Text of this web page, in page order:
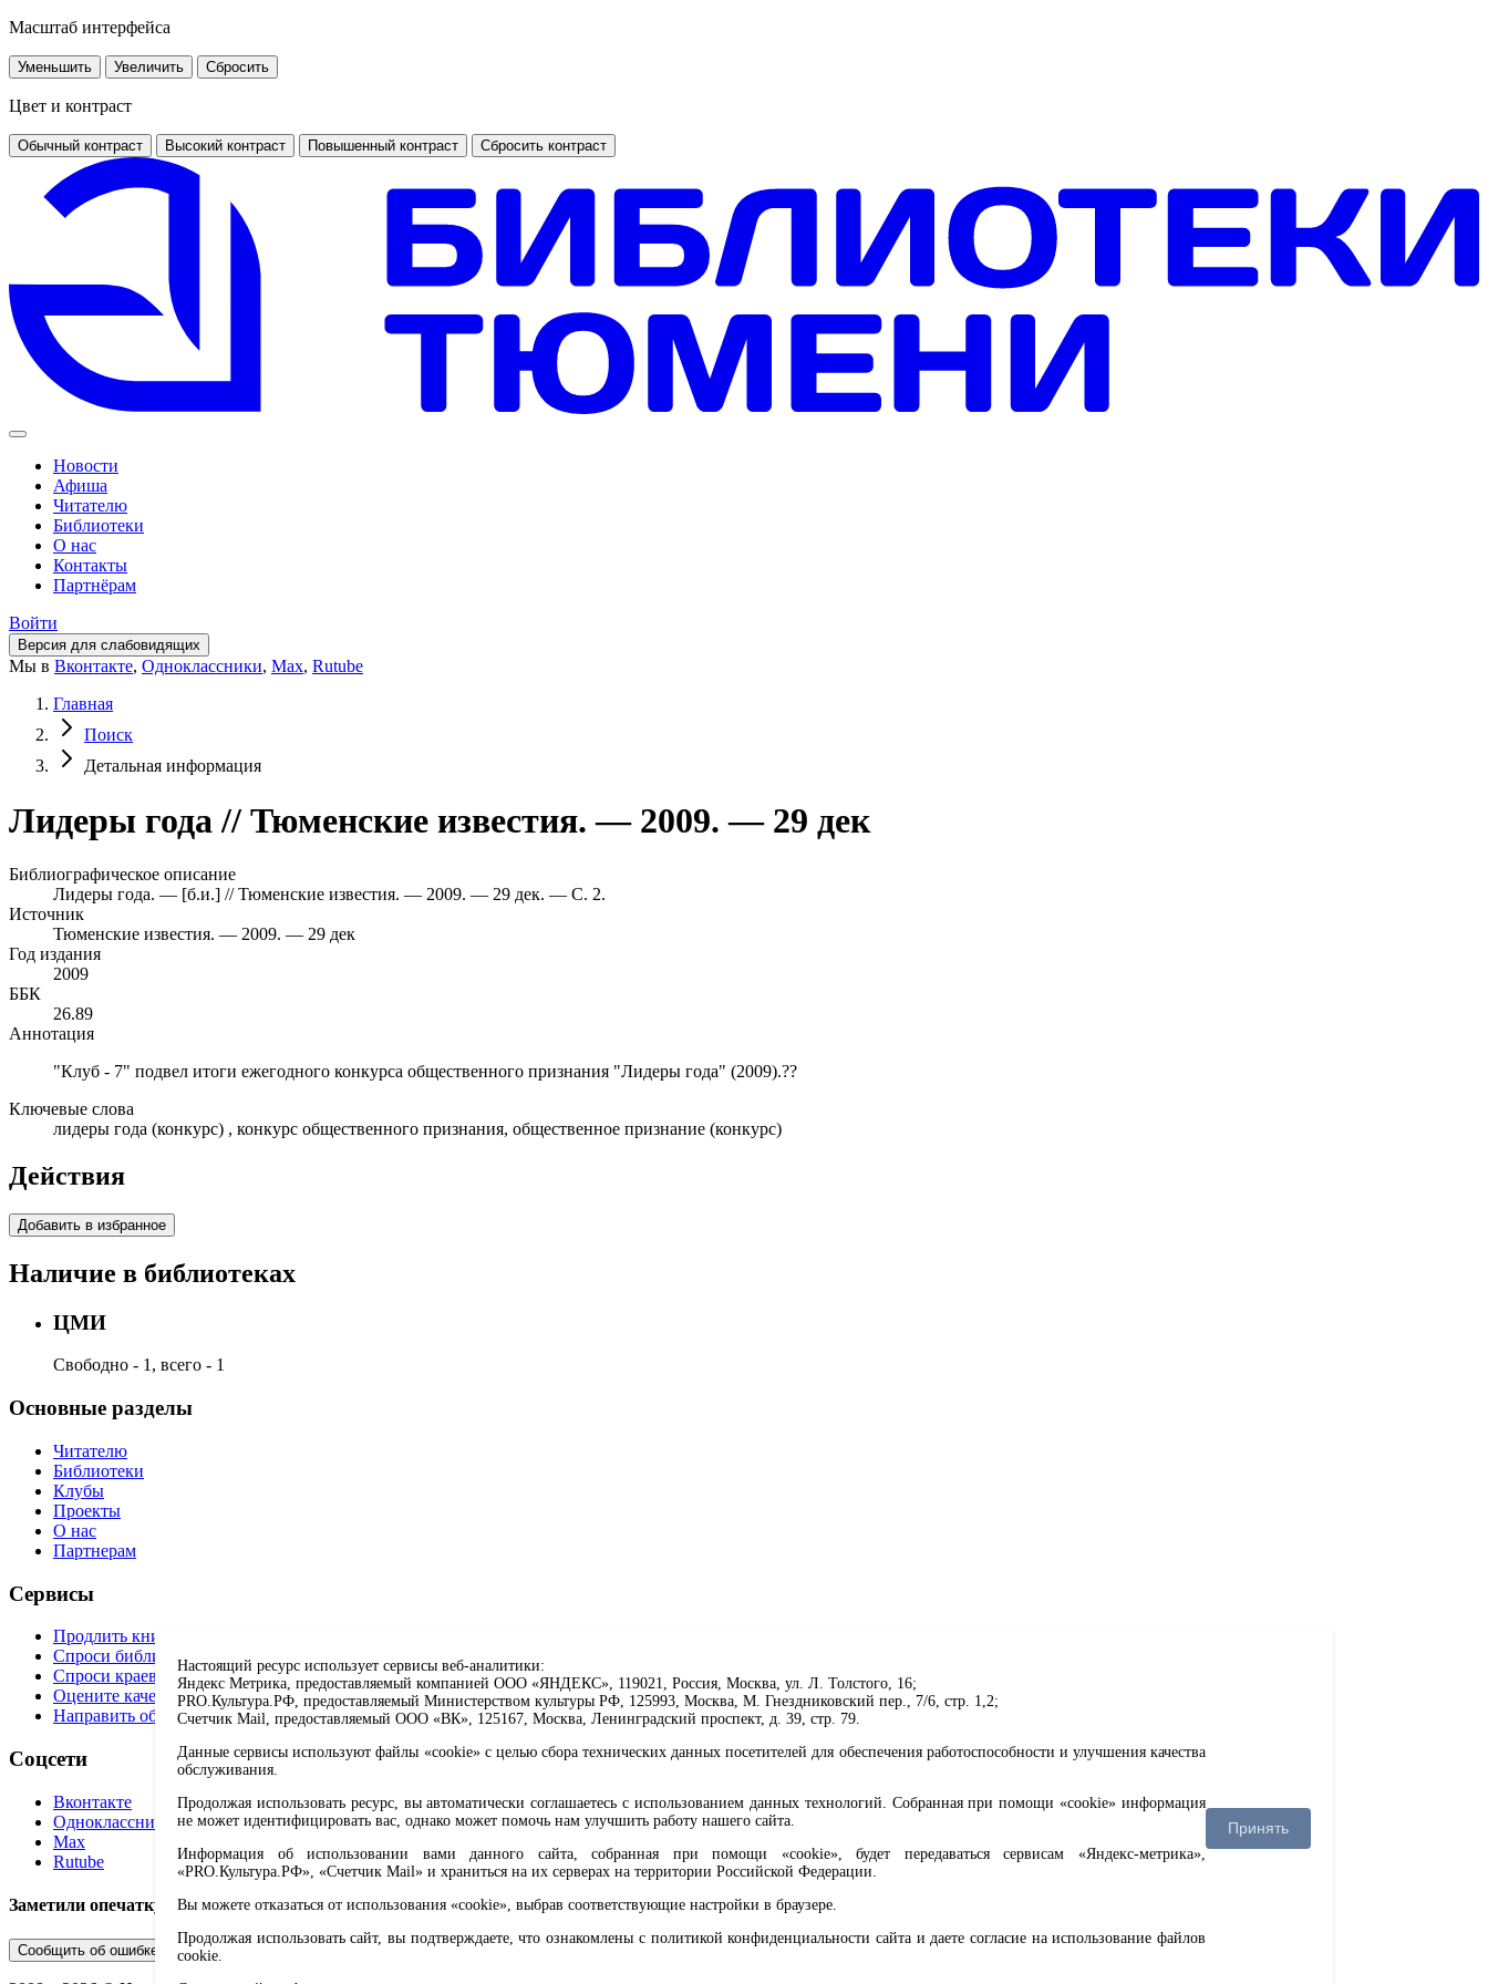
Масштаб интерфейса
Уменьшить Увеличить Сбросить
Цвет и контраст
Обычный контраст Высокий контраст Повышенный контраст Сбросить контраст
Новости
Афиша
Читателю
Библиотеки
О нас
Контакты
Партнёрам
Войти
Версия для слабовидящих
Мы в Вконтакте, Одноклассники, Max, Rutube
Главная
Поиск
Детальная информация
Лидеры года // Тюменские известия. — 2009. — 29 дек
Библиографическое описание
Лидеры года. — [б.и.] // Тюменские известия. — 2009. — 29 дек. — С. 2.
Источник
Тюменские известия. — 2009. — 29 дек
Год издания
2009
ББК
26.89
Аннотация
"Клуб - 7" подвел итоги ежегодного конкурса общественного признания "Лидеры года" (2009).??
Ключевые слова
лидеры года (конкурс) , конкурс общественного признания, общественное признание (конкурс)
Действия
Добавить в избранное
Наличие в библиотеках
ЦМИ
Свободно - 1, всего - 1
Основные разделы
Читателю
Библиотеки
Клубы
Проекты
О нас
Партнерам
Сервисы
Продлить книгу
Спроси библиотекаря
Спроси краеведа
Оцените качество услуг
Направить обращение директору
Соцсети
Вконтакте
Одноклассники
Max
Rutube
Заметили опечатку? Выделите текст с ошибкой и нажмите клавиши Ctrl+Enter или ссылку ниже
Сообщить об ошибке
Настоящий ресурс использует сервисы веб-аналитики:
Яндекс Метрика, предоставляемый компанией ООО «ЯНДЕКС», 119021, Россия, Москва, ул. Л. Толстого, 16;
PRO.Культура.РФ, предоставляемый Министерством культуры РФ, 125993, Москва, М. Гнездниковский пер., 7/6, стр. 1,2;
Счетчик Mail, предоставляемый ООО «ВК», 125167, Москва, Ленинградский проспект, д. 39, стр. 79.
Данные сервисы используют файлы «cookie» с целью сбора технических данных посетителей для обеспечения работоспособности и улучшения качества
обслуживания.
Продолжая использовать ресурс, вы автоматически соглашаетесь с использованием данных технологий. Собранная при помощи «cookie» информация
не может идентифицировать вас, однако может помочь нам улучшить работу нашего сайта.
Информация об использовании вами данного сайта, собранная при помощи «cookie», будет передаваться сервисам «Яндекс-метрика»,
«PRO.Культура.РФ», «Счетчик Mail» и храниться на их серверах на территории Российской Федерации.
Вы можете отказаться от использования «cookie», выбрав соответствующие настройки в браузере.
Продолжая использовать сайт, вы подтверждаете, что ознакомлены с политикой конфиденциальности сайта и даете согласие на использование файлов
cookie.
Принять